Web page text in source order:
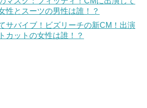
性とスーツの男性は誰！？
サバイブ！ビズリーチの新CM！出演
カットの女性は誰！？